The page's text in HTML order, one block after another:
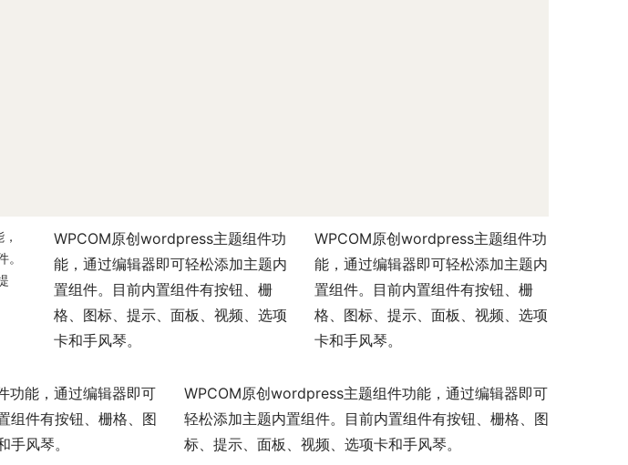
WPCOM原创wordpress主题组件功
能，通过编辑器即可轻松添加主题内
置组件。目前内置组件有按钮、栅
格、图标、提示、面板、视频、选项
卡和手风琴。
WPCOM原创wordpress主题组件功
能，通过编辑器即可轻松添加主题内
置组件。目前内置组件有按钮、栅
格、图标、提示、面板、视频、选项
卡和手风琴。
功能，通过编辑器即可
组件有按钮、栅格、图
风琴。
WPCOM原创wordpress主题组件功能，通过编辑器即可
轻松添加主题内置组件。目前内置组件有按钮、栅格、图
标、提示、面板、视频、选项卡和手风琴。